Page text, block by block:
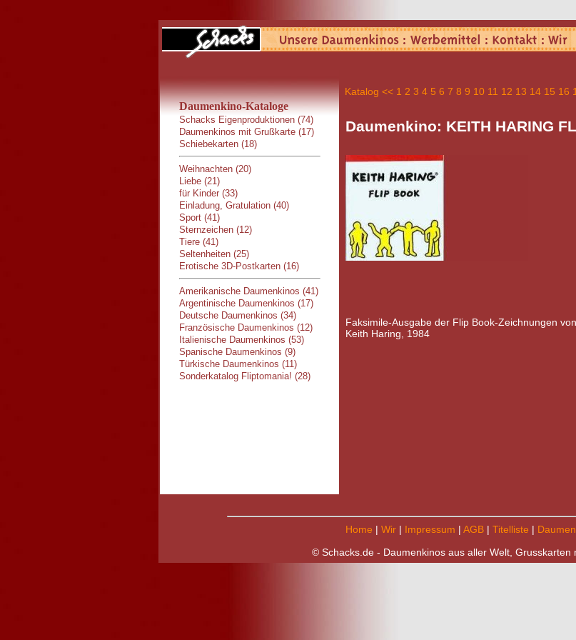
Daumenkino-Kataloge
Schacks Eigenproduktionen (74)
Daumenkinos mit Grußkarte (17)
Schiebekarten (18)
Weihnachten (20)
Liebe (21)
für Kinder (33)
Einladung, Gratulation (40)
Sport (41)
Sternzeichen (12)
Tiere (41)
Seltenheiten (25)
Erotische 3D-Postkarten (16)
Amerikanische Daumenkinos (41)
Argentinische Daumenkinos (17)
Deutsche Daumenkinos (34)
Französische Daumenkinos (12)
Italienische Daumenkinos (53)
Spanische Daumenkinos (9)
Türkische Daumenkinos (11)
Sonderkatalog Fliptomania! (28)
Katalog << 1 2 3 4 5 6 7 8 9 10 11 12 13 14 15 16
Daumenkino: KEITH HARING
Faksimile-Ausgabe der Flip Book-Zeichnungen von
Keith Haring, 1984
Home | Wir| Impressum | AGB| Titelliste |
© Schacks.de - Daumenkinos aus aller Welt, Grusskarten